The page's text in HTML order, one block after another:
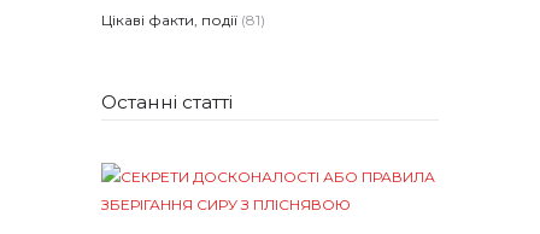
Цікаві факти, події (81)
Останні статті